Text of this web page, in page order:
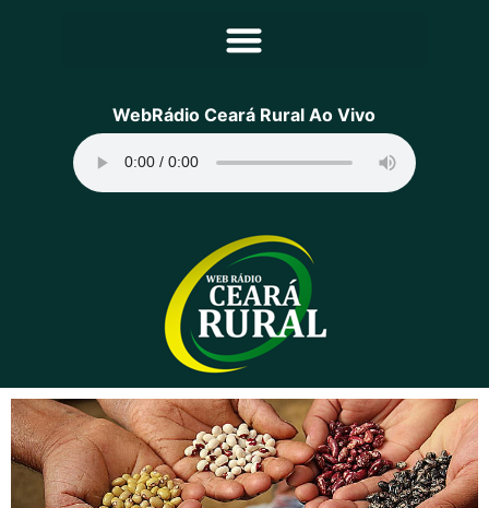
Principal
Programação
Equipe
Contato
Sobre
WebRádio Ceará Rural Ao Vivo